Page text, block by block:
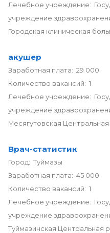
Лечебное учреждение:
учреждение
Городская клиническая
акушер
Заработная плата: 29 000
Количество вакансий: 1
Лечебное учреждение:
учреждение
Месягутовская
Врач-статистик
Город: Туймазы
Заработная плата: 45 000
Количество вакансий: 1
Лечебное учреждение:
учреждение
Туймазинская Центральная